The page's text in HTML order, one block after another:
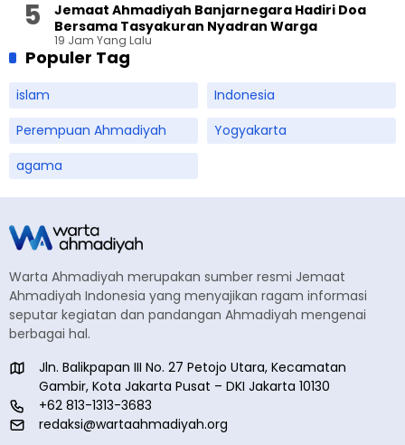
Jemaat Ahmadiyah Banjarnegara Hadiri Doa
Bersama Tasyakuran Nyadran Warga
19 Jam Yang Lalu
Populer Tag
islam
Indonesia
Perempuan Ahmadiyah
Yogyakarta
agama
Warta Ahmadiyah merupakan sumber resmi Jemaat
Ahmadiyah Indonesia yang menyajikan ragam informasi
seputar kegiatan dan pandangan Ahmadiyah mengenai
berbagai hal.
Jln. Balikpapan III No. 27 Petojo Utara, Kecamatan
Gambir, Kota Jakarta Pusat – DKI Jakarta 10130
+62 813-1313-3683
redaksi@wartaahmadiyah.org